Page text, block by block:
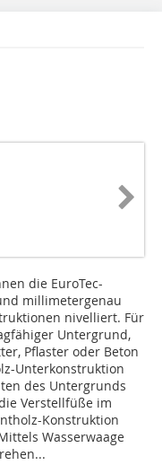
die EuroTec-
millimetergenau
nivelliert. Für
Untergrund,
Pflaster oder Beton
Unterkonstruktion
des Untergrunds
Verstellfüße im
Konstruktion
Wasserwaage